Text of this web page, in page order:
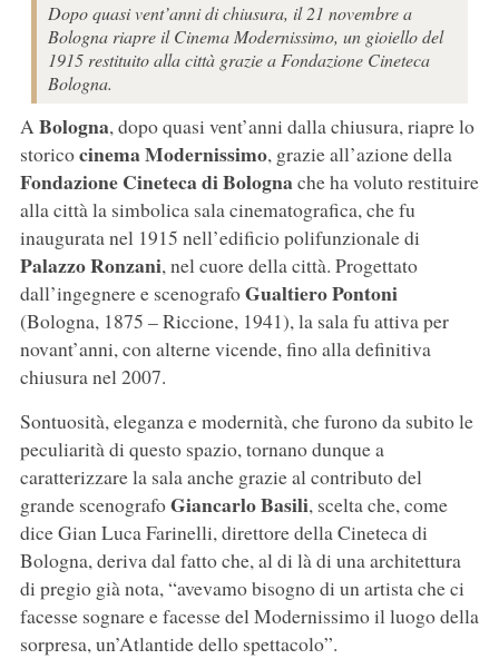
Dopo quasi vent’anni di chiusura, il 21 novembre a
Bologna riapre il Cinema Modernissimo, un gioiello del
1915 restituito alla città grazie a Fondazione Cineteca
Bologna.
ABologna, dopo quasi vent’anni dalla chiusura, riapre lo
storicocinema Modernissimo, grazie all’azione della
Fondazione Cineteca di Bolognache ha voluto restituire
alla città la simbolica sala cinematografica, che fu
inaugurata nel 1915 nell’edificio polifunzionale di
Palazzo Ronzani, nel cuore della città. Progettato
dall’ingegnere e scenografoGualtiero Pontoni
(Bologna, 1875 – Riccione, 1941), la sala fu attiva per
novant’anni, con alterne vicende, fino alla definitiva
chiusura nel 2007.
Sontuosità, eleganza e modernità, che furono da subito le
peculiarità di questo spazio, tornano dunque a
caratterizzare la sala anche grazie al contributo del
grande scenografoGiancarlo Basili, scelta che, come
dice Gian Luca Farinelli, direttore della Cineteca di
Bologna, deriva dal fatto che, al di là di una architettura
di pregio già nota, “avevamo bisogno di un artista che ci
facesse sognare e facesse del Modernissimo il luogo della
sorpresa, un’Atlantide dello spettacolo”.